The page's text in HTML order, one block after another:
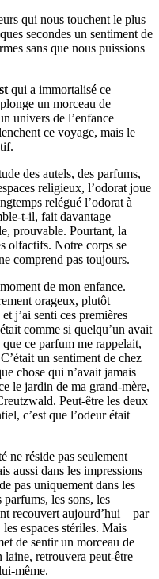
qui nous touchent le plus
secondes un sentiment de
sans que nous puissions
qui a immortalisé ce
un morceau de
univers de l’enfance
ce voyage, mais le
des autels, des parfums,
religieux, l’odorat joue
relégué l’odorat à
t-il, fait davantage
prouvable. Pourtant, la
olfactifs. Notre corps se
comprend pas toujours.
de mon enfance.
orageux, plutôt
j’ai senti ces premières
comme si quelqu’un avait
ce parfum me rappelait,
un sentiment de chez
chose qui n’avait jamais
le jardin de ma grand-mère,
Peut-être les deux
c’est que l’odeur était
ne réside pas seulement
aussi dans les impressions
pas uniquement dans les
parfums, les sons, les
recouvert aujourd’hui – par
espaces stériles. Mais
de sentir un morceau de
retrouvera peut-être
même.